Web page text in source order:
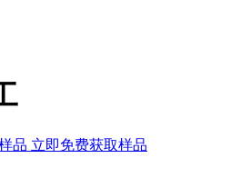
品 立即免费获取样品